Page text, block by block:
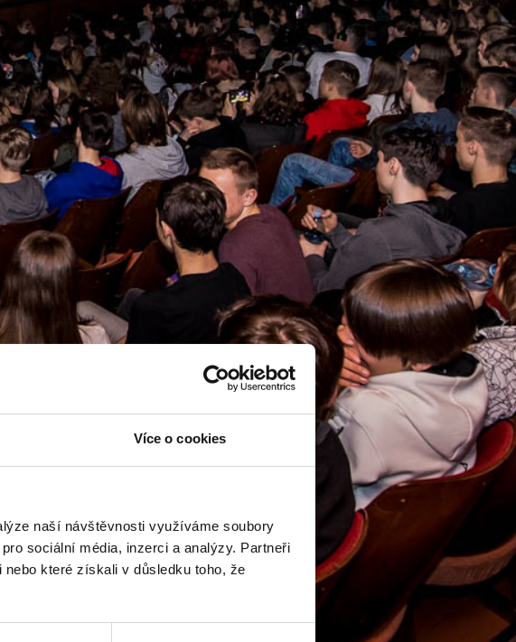
Více o cookies
naší návštěvnosti využíváme soubory
sociální média, inzerci a analýzy. Partneři
které získali v důsledku toho, že